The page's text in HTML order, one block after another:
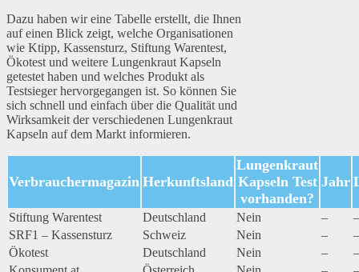
Dazu haben wir eine Tabelle erstellt, die Ihnen
auf einen Blick zeigt, welche Organisationen
wie Ktipp, Kassensturz, Stiftung Warentest,
Ökotest und weitere Lungenkraut Kapseln
getestet haben und welches Produkt als
Testsieger hervorgegangen ist. So können Sie
sich schnell und einfach über die Qualität und
Wirksamkeit der verschiedenen Lungenkraut
Kapseln auf dem Markt informieren.
Verbrauchermagazin Herkunftsland
Lungenkraut
Kapseln Test
vorhanden?
Jahr
Stiftung Warentest Deutschland Nein –
–
SRF1 – Kassensturz
Schweiz Nein –
–
Ökotest
Deutschland Nein –
–